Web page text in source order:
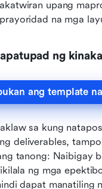
upang
na mga
ng
ang template
sa kung
deliverables,
tanong: Naibigay
ng mga
dapat manatiling